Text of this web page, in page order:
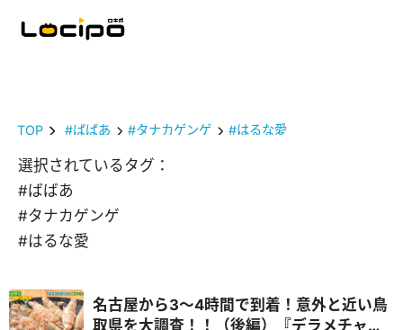
TOP #ばばあ #タナカゲンゲ #はるな愛
選択されているタグ：
#ばばあ
#タナカゲンゲ
#はるな愛
名古屋から3～4時間で到着！意外と近い鳥
取県を大調査！！（後編）『デラメチャ気